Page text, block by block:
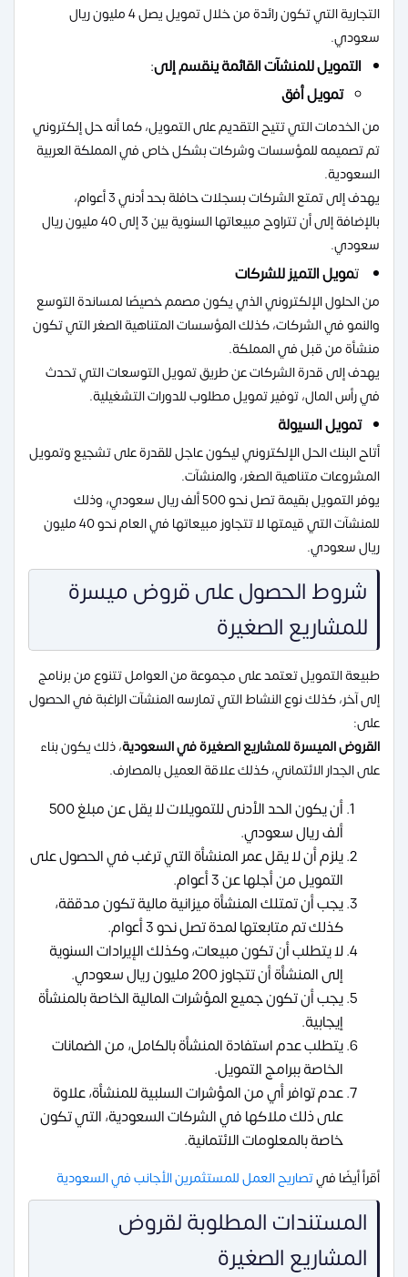
التجارية التي تكون رائدة من خلال تمويل يصل 4 مليون ريال
سعودي.
التمويل للمنشآت القائمة ينقسم إلى:
تمويل أفق
من الخدمات التي تتيح التقديم على التمويل، كما أنه حل إلكتروني
تم تصميمه للمؤسسات وشركات بشكل خاص في المملكة العربية
السعودية.
يهدف إلى تمتع الشركات بسجلات حافلة بحد أدني 3 أعوام،
بالإضافة إلى أن تتراوح مبيعاتها السنوية بين 3 إلى 40 مليون ريال
سعودي.
تمويل التميز للشركات
من الحلول الإلكتروني الذي يكون مصمم خصيصًا لمساندة التوسع
والنمو في الشركات، كذلك المؤسسات المتناهية الصغر التي تكون
منشأة من قبل في المملكة.
يهدف إلى قدرة الشركات عن طريق تمويل التوسعات التي تحدث
في رأس المال، توفير تمويل مطلوب للدورات التشغيلية.
تمويل السيولة
أتاح البنك الحل الإلكتروني ليكون عاجل للقدرة على تشجيع وتمويل
المشروعات متناهية الصغر، والمنشآت.
يوفر التمويل بقيمة تصل نحو 500 ألف ريال سعودي، وذلك
للمنشآت التي قيمتها لا تتجاوز مبيعاتها في العام نحو 40 مليون
ريال سعودي.
شروط الحصول على قروض ميسرة
للمشاريع الصغيرة
طبيعة التمويل تعتمد على مجموعة من العوامل تتنوع من برنامج
إلى آخر، كذلك نوع النشاط التي تمارسه المنشآت الراغبة في الحصول
على:
القروض الميسرة للمشاريع الصغيرة في السعودية، ذلك يكون بناء
على الجدار الائتماني، كذلك علاقة العميل بالمصارف.
أن يكون الحد الأدنى للتمويلات لا يقل عن مبلغ 500
ألف ريال سعودي.
يلزم أن لا يقل عمر المنشأة التي ترغب في الحصول على
التمويل من أجلها عن 3 أعوام.
يجب أن تمتلك المنشأة ميزانية مالية تكون مدققة،
كذلك تم متابعتها لمدة تصل نحو 3 أعوام.
لا يتطلب أن تكون مبيعات، وكذلك الإيرادات السنوية
إلى المنشأة أن تتجاوز 200 مليون ريال سعودي.
يجب أن تكون جميع المؤشرات المالية الخاصة بالمنشأة
إيجابية.
يتطلب عدم استفادة المنشأة بالكامل، من الضمانات
الخاصة ببرامج التمويل.
عدم توافر أي من المؤشرات السلبية للمنشأة، علاوة
على ذلك ملاكها في الشركات السعودية، التي تكون
خاصة بالمعلومات الائتمانية.
أقرأ أيضًا فيتصاريح العمل للمستثمرين الأجانب في السعودية
المستندات المطلوبة لقروض
المشاريع الصغيرة